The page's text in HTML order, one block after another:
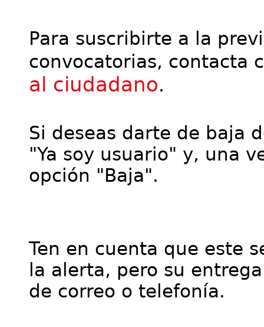
Para suscribirte a la
convocatorias, contacta
al ciudadano.
Si deseas darte de baja
"Ya soy usuario" y, una
opción "Baja".
Ten en cuenta que este
la alerta, pero su
de correo o telefonía.